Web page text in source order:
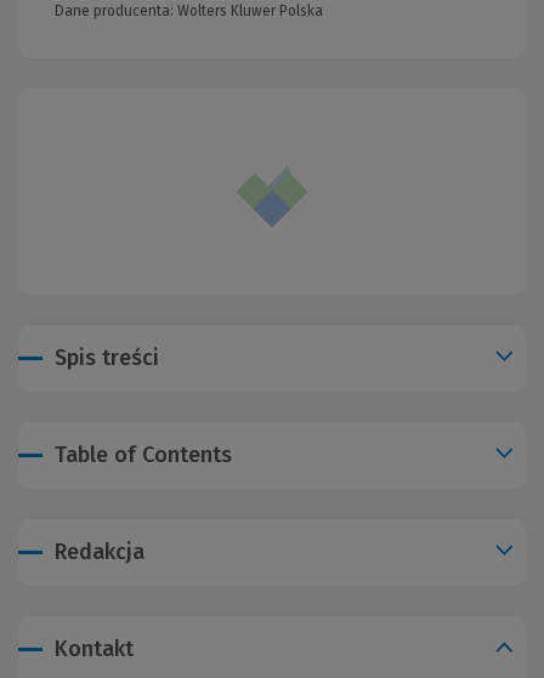
Dane producenta: Wolters Kluwer Polska
Spis treści
Table of Contents
Redakcja
Kontakt